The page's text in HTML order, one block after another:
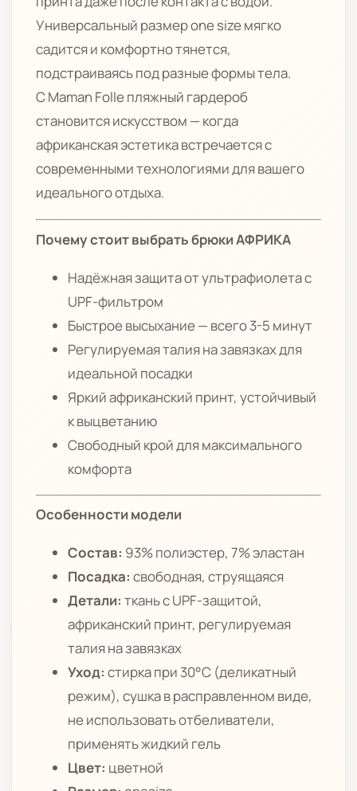
Универсальный размер one size мягко
садится и комфортно тянется,
подстраиваясь под разные формы тела.
С Maman Folle пляжный гардероб
становится искусством — когда
африканская эстетика встречается с
современными технологиями для вашего
идеального отдыха.
Почему стоит выбрать брюки АФРИКА
Надёжная защита от ультрафиолета с
UPF-фильтром
Быстрое высыхание — всего 3-5 минут
Регулируемая талия на завязках для
идеальной посадки
Яркий африканский принт, устойчивый
к выцветанию
Свободный крой для максимального
комфорта
Особенности модели
Состав: 93% полиэстер, 7% эластан
Посадка: свободная, струящаяся
Детали: ткань с UPF-защитой,
африканский принт, регулируемая
талия на завязках
Уход: стирка при 30°C (деликатный
режим), сушка в расправленном виде,
не использовать отбеливатели,
применять жидкий гель
Цвет: цветной